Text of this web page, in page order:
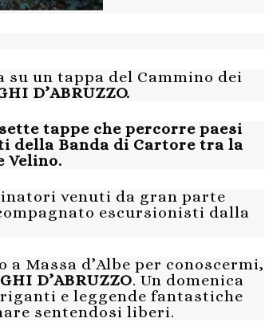
un tappa del Cammino dei
D’ABRUZZO.
tappe che percorre paesi
della Banda di Cartore tra la
Velino.
venuti da gran parte
escursionisti dalla
Massa d’Albe per conoscermi,
D’ABRUZZO. Un domenica
e leggende fantastiche
sentendosi liberi.